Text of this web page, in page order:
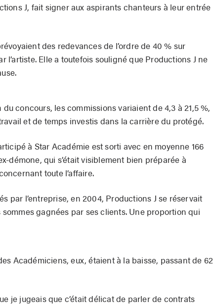
J, fait signer aux aspirants chanteurs à leur entrée
des redevances de l’ordre de 40 % sur
l’artiste. Elle a toutefois souligné que Produc­­tions J ne
du concours, les commissions variaient de 4,3 à 21,5 %,
et de temps investis dans la carrière du protégé.
à Star Acadé­­mie est sorti avec en moyenne 166
démone, qui s’était visiblement bien préparée à
toute l’affaire.
par l’entreprise, en 2004, Productions J se réservait
gagnées par ses clients. Une proportion qui
Académiciens, eux, étaient à la baisse, passant de 62
je jugeais que c’était délicat de parler de contrats